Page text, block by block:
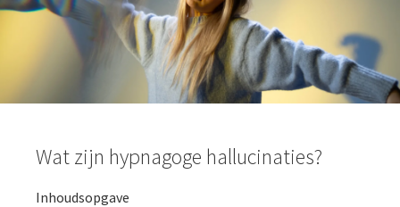
Wat zijn hypnagoge hallucinaties?
Inhoudsopgave